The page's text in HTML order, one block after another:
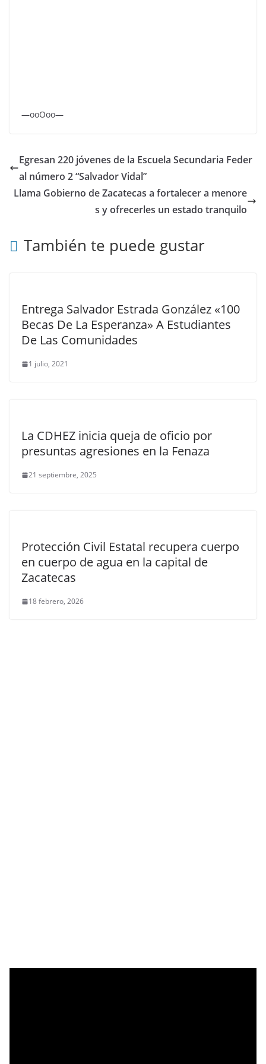
—ooOoo—
Egresan 220 jóvenes de la Escuela Secundaria Feder
al número 2 “Salvador Vidal”
Llama Gobierno de Zacatecas a fortalecer a menore
s y ofrecerles un estado tranquilo
También te puede gustar
Entrega Salvador Estrada González «100
Becas De La Esperanza» A Estudiantes
De Las Comunidades
1 julio, 2021
La CDHEZ inicia queja de oficio por
presuntas agresiones en la Fenaza
21 septiembre, 2025
Protección Civil Estatal recupera cuerpo
en cuerpo de agua en la capital de
Zacatecas
18 febrero, 2026